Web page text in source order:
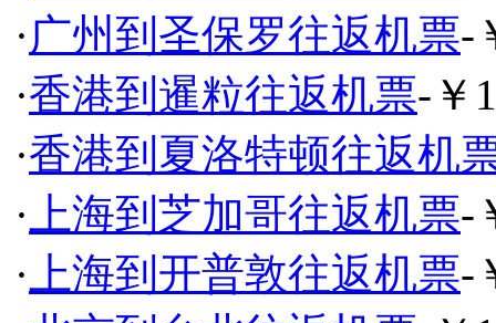
·广州到圣保罗往返机票-
·香港到暹粒往返机票-￥
·香港到夏洛特顿往返机
· 上海到芝加哥往返机票-
· 上海到开普敦往返机票-